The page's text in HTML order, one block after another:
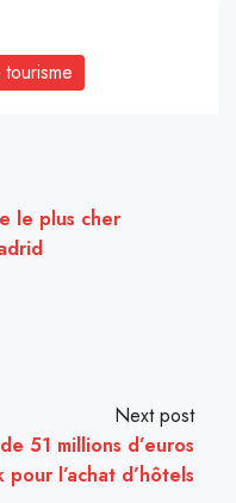
le plus cher
Next post
51 millions d’euros
l’achat d’hôtels